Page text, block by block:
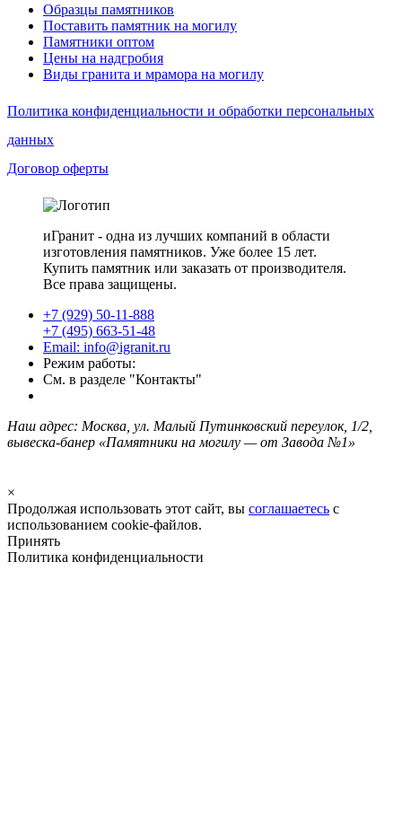
Образцы памятников
Поставить памятник на могилу
Памятники оптом
Цены на надгробия
Виды гранита и мрамора на могилу
Политика конфиденциальности и обработки персональных
данных
Договор оферты
иГранит - одна из лучших компаний в области
изготовления памятников. Уже более 15 лет.
Купить памятник или заказать от производителя.
Все права защищены.
+7 (929) 50-11-888
+7 (495) 663-51-48
Email: info@igranit.ru
Режим работы:
См. в разделе "Контакты"
Наш адрес: Москва, ул. Малый Путинковский переулок, 1/2,
вывеска-банер «Памятники на могилу — от Завода №1»
×
Продолжая использовать этот сайт, вы соглашаетесь с
использованием cookie-файлов.
Принять
Политика конфиденциальности